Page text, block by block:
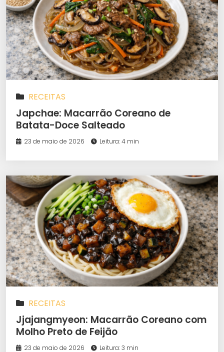
RECEITAS
Japchae: Macarrão Coreano de
Batata-Doce Salteado
23 de maio de 2026 Leitura: 4 min
RECEITAS
Jjajangmyeon: Macarrão Coreano com
Molho Preto de Feijão
23 de maio de 2026 Leitura: 3 min